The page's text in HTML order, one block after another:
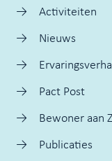
Activiteiten
Nieuws
Pact Post
Bewoner aan
Publicaties